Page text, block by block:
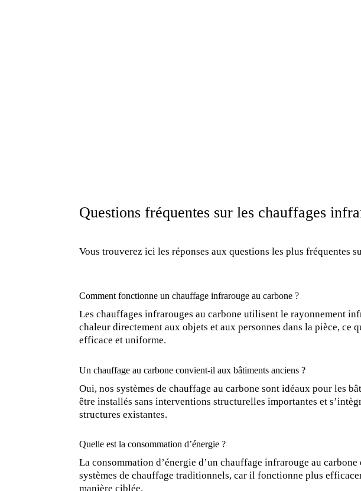
Questions fréquentes sur les chauffages
Vous trouverez ici les réponses aux questions les plus fréquentes
Comment fonctionne un chauffage infrarouge au carbone ?
Les chauffages infrarouges au carbone utilisent le rayonnement
chaleur directement aux objets et aux personnes dans la pièce, ce
efficace et uniforme.
Un chauffage au carbone convient-il aux bâtiments anciens ?
Oui, nos systèmes de chauffage au carbone sont idéaux pour les
être installés sans interventions structurelles importantes et
structures existantes.
Quelle est la consommation d’énergie ?
La consommation d’énergie d’un chauffage infrarouge au
systèmes de chauffage traditionnels, car il fonctionne plus
manière ciblée.